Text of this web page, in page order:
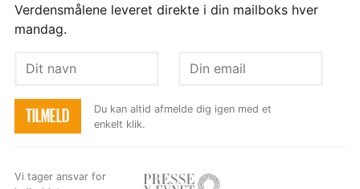
Verdensmålene leveret direkte i din mailboks hver
mandag.
Dit
Din
TILMELD
Du kan altid afmelde dig igen med et
enkelt klik.
Vi tager ansvar for